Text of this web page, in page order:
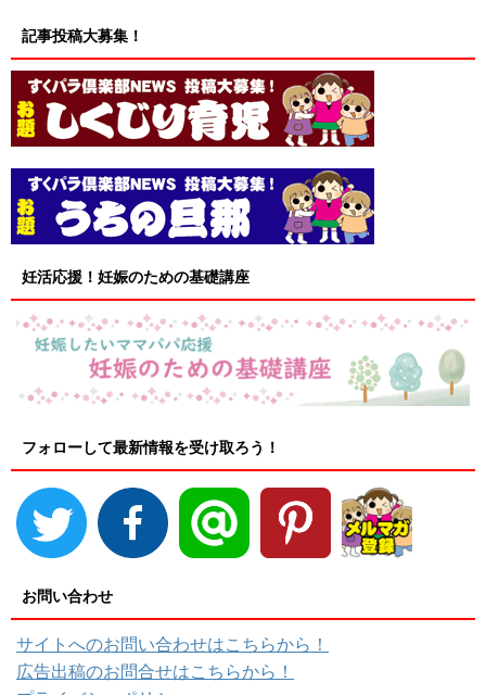
記事投稿大募集！
妊活応援！妊娠のための基礎講座
フォローして最新情報を受け取ろう！
お問い合わせ
サイトへのお問い合わせはこちらから！
広告出稿のお問合せはこちらから！